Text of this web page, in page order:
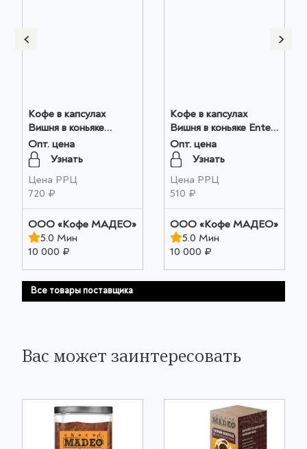
Кофе в капсулах
Вишня в коньяке
Мадео 0,075кг оптом
Опт. цена
Узнать
Цена РРЦ
720 ₽
OOO «Кофе МАДЕО»
5.0 Мин
10 000 ₽
Кофе в капсулах
Вишня в коньяке Ente
0,05кг коробочка
оптом
Опт. цена
Узнать
Цена РРЦ
510 ₽
OOO «Кофе МАДЕО»
5.0 Мин
10 000 ₽
Все товары поставщика
Вас может заинтересовать